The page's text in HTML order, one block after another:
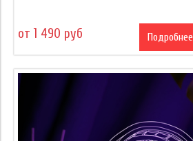
от 1 490 руб Подробнее